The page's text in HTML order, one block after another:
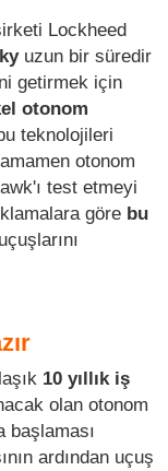
Lockheed
uzun bir süredir
getirmek için
otonom
teknolojileri
otonom
test etmeyi
göre bu
10 yıllık iş
olan otonom
başlaması
ardından uçuş